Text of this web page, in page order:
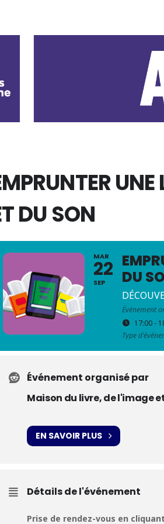
DU SON
MAR
22
SEP
DU
Événement
17:00 -
Type
Événement organisé par
Maison du livre, de l'image
EN SAVOIR PLUS
Détails de l'événement
Prise de rendez-vous en